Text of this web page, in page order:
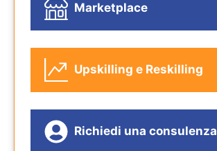
Marketplace
Upskilling e Reskilling
Richiedi una consulenza